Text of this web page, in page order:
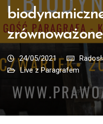
24/05/2021
Live z Paragrafem